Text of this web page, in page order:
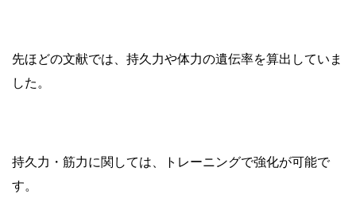
先ほどの文献では、持久力や体力の遺伝率を算出していま
した。
持久力・筋力に関しては、トレーニングで強化が可能で
す。